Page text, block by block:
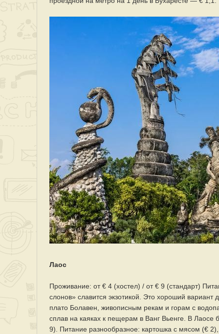
Лаос
Проживание: от € 4 (хостел) / от € 9 (стандарт)
слонов» славится экзотикой. Это хороший
плато Болавен, живописным рекам и горам с
сплав на каяках к пещерам в Ванг Вьенге. В Лаосе
9). Питание разнообразное: картошка с мясом (€